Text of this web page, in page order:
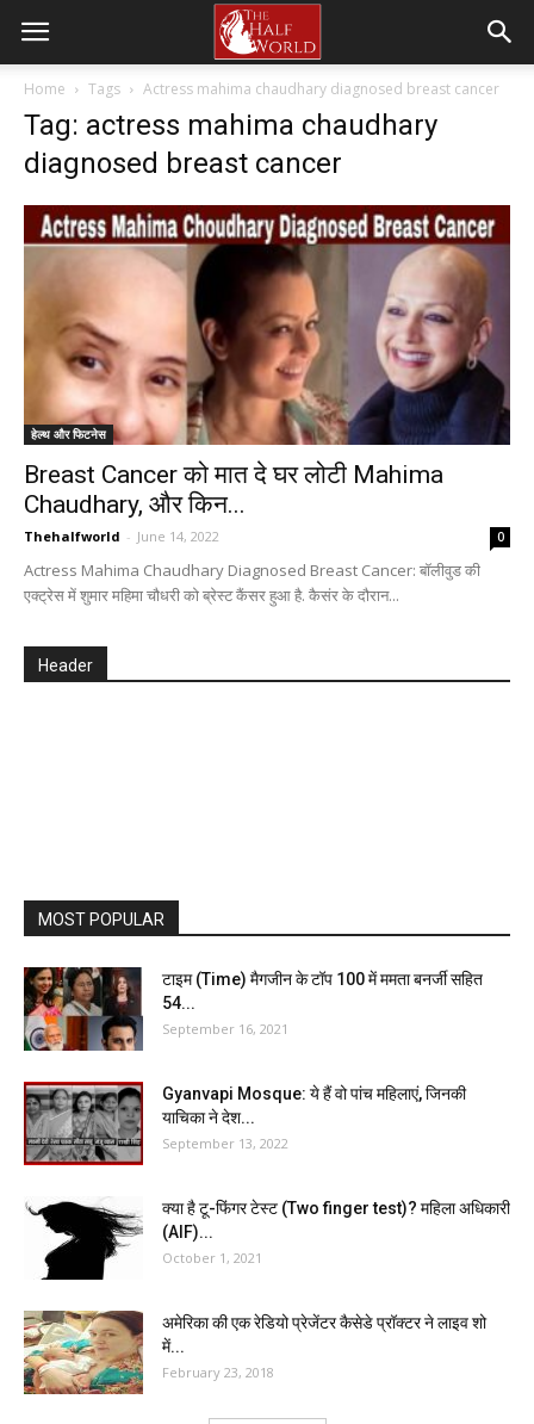
Home Tags Actress mahima chaudhary diagnosed breast cancer
Tag: actress mahima chaudhary
diagnosed breast cancer
हेल्थ और फिटनेस
Breast Cancer को मात दे घर लोटी Mahima
Chaudhary, और किन...
Thehalfworld - June 14, 2022 0
Actress Mahima Chaudhary Diagnosed Breast Cancer: बॉलीवुड की
एक्ट्रेस में शुमार महिमा चौधरी को ब्रेस्ट कैंसर हुआ है. कैसंर के दौरान...
Header
MOST POPULAR
टाइम (Time) मैगजीन के टॉप 100 में ममता बनर्जी सहित
54...
September 16, 2021
Gyanvapi Mosque: ये हैं वो पांच महिलाएं, जिनकी
याचिका ने देश...
September 13, 2022
क्या है टू-फिंगर टेस्ट (Two finger test)? महिला अधिकारी
(AIF)...
October 1, 2021
अमेरिका की एक रेडियो प्रेजेंटर कैसेडे प्रॉक्टर ने लाइव शो
में...
February 23, 2018